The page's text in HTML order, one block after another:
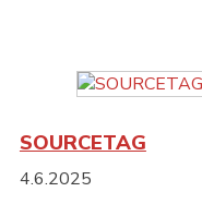
SOURCETAG
4.6.2025